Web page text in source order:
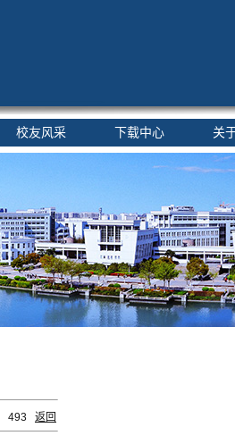
校友风采 下载中心 关
493 返回